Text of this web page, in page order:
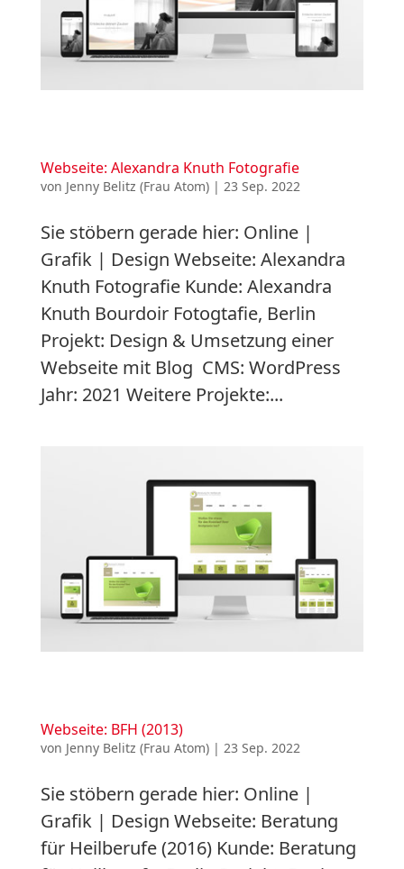
Webseite: Alexandra Knuth Fotografie
von Jenny Belitz (Frau Atom)| 23 Sep. 2022
Sie stöbern gerade hier: Online |
Grafik | Design Webseite: Alexandra
Knuth Fotografie Kunde: Alexandra
Knuth Bourdoir Fotogtafie, Berlin
Projekt: Design & Umsetzung einer
Webseite mit Blog CMS: WordPress
Jahr: 2021 Weitere Projekte:...
Webseite: BFH (2013)
von Jenny Belitz (Frau Atom)| 23 Sep. 2022
Sie stöbern gerade hier: Online |
Grafik | Design Webseite: Beratung
für Heilberufe (2016) Kunde: Beratung